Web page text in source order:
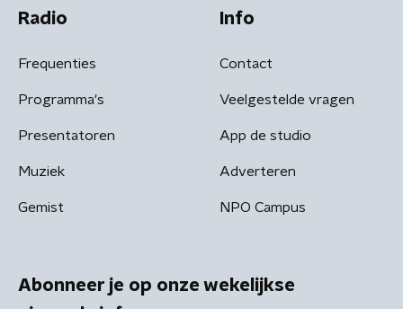
Radio
Frequenties
Programma's
Presentatoren
Muziek
Gemist
Info
Contact
Veelgestelde vragen
App de studio
Adverteren
NPO Campus
Abonneer je op onze wekelijkse